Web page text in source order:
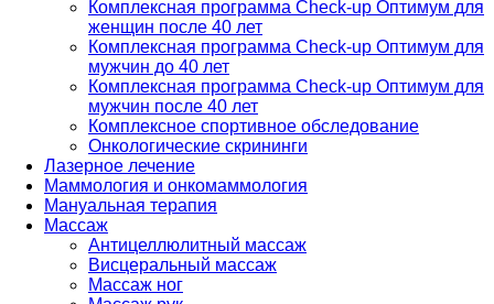
Комплексная программа Check-up Оптимум для
женщин после 40 лет
Комплексная программа Check-up Оптимум для
мужчин до 40 лет
Комплексная программа Check-up Оптимум для
мужчин после 40 лет
Комплексное спортивное обследование
Онкологические скрининги
Лазерное лечение
Маммология и онкомаммология
Мануальная терапия
Массаж
Антицеллюлитный массаж
Висцеральный массаж
Массаж ног